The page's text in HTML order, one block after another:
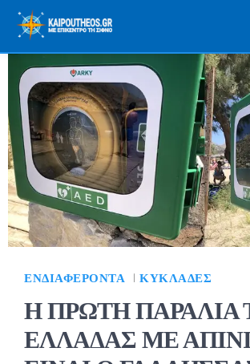
ΕΝΔΙΑΦΈΡΟΝΤΑ ΚΥΚΛΆΔΕΣ
Η ΠΡΩΤΗ ΠΑΡΑΛΙΑ
ΕΛΛΑΔΑΣ ΜΕ